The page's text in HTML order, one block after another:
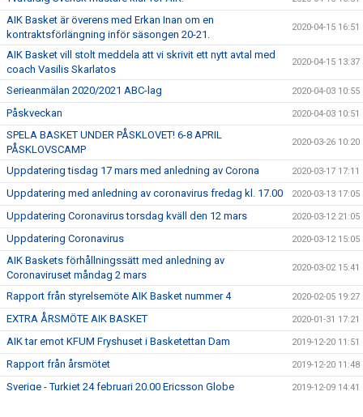
AIK Basket är överens med Erkan Inan om en
kontraktsförlängning inför säsongen 20-21.
2020-04-15 16:51
AIK Basket vill stolt meddela att vi skrivit ett nytt avtal med
coach Vasilis Skarlatos
2020-04-15 13:37
Serieanmälan 2020/2021 ABC-lag 2020-04-03 10:55
Påskveckan 2020-04-03 10:51
SPELA BASKET UNDER PÅSKLOVET! 6-8 APRIL
PÅSKLOVSCAMP
2020-03-26 10:20
Uppdatering tisdag 17 mars med anledning av Corona 2020-03-17 17:11
Uppdatering med anledning av coronavirus fredag kl. 17.00 2020-03-13 17:05
Uppdatering Coronavirus torsdag kväll den 12 mars 2020-03-12 21:05
Uppdatering Coronavirus 2020-03-12 15:05
AIK Baskets förhållningssätt med anledning av
Coronaviruset måndag 2 mars
2020-03-02 15:41
Rapport från styrelsemöte AIK Basket nummer 4 2020-02-05 19:27
EXTRA ÅRSMÖTE AIK BASKET 2020-01-31 17:21
AIK tar emot KFUM Fryshuset i Basketettan Dam 2019-12-20 11:51
Rapport från årsmötet 2019-12-20 11:48
Sverige - Turkiet 24 februari 20.00 Ericsson Globe 2019-12-09 14:41